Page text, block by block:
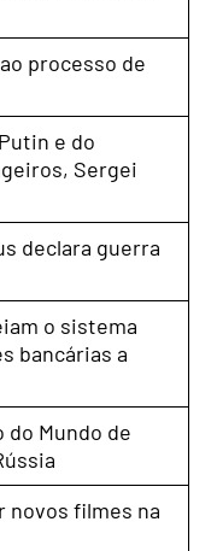
processo de
e do
Sergei
declara guerra
o sistema
bancárias a
do Mundo de
novos filmes na